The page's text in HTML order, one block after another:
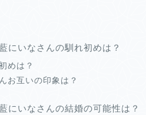
にいなさんの馴れ初めは？
めは？
お互いの印象は？
にいなさんの結婚の可能性は？